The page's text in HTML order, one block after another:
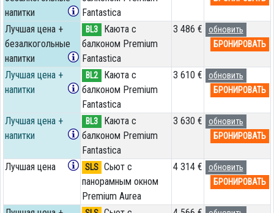
напитки
Fantastica
Лучшая цена +
безалкогольные
напитки
BL3
Каюта с
балконом Premium
Fantastica
3 486 €
обновить
БРОНИРОВАТЬ
Лучшая цена +
напитки
BL2
Каюта с
балконом Premium
Fantastica
3 610 €
обновить
БРОНИРОВАТЬ
Лучшая цена +
напитки
BL3
Каюта с
балконом Premium
Fantastica
3 630 €
обновить
БРОНИРОВАТЬ
Лучшая цена SLS Сьют с
панорамным окном
Premium Aurea
4 314 €
обновить
БРОНИРОВАТЬ